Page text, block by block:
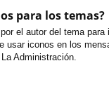
para los temas?
el autor del tema para
usar iconos en los
Administración.